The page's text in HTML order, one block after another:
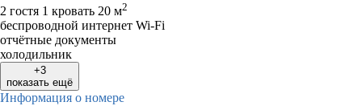
2 гостя 1 кровать 20 м2
беспроводной интернет Wi-Fi
отчётные документы
холодильник
+3
показать ещё
Информация о номере